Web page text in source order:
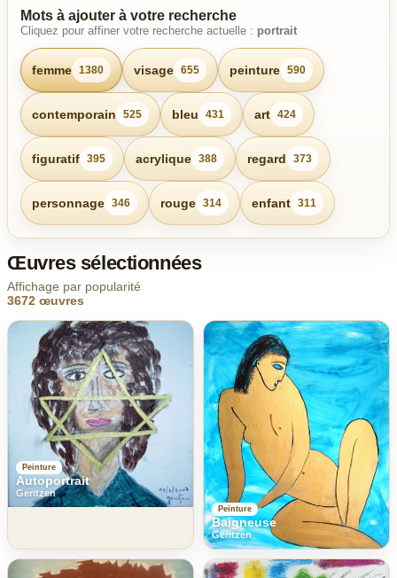
Mots à ajouter à votre recherche
Cliquez pour affiner votre recherche actuelle : portrait
femme 1380 visage 655 peinture 590
contemporain 525 bleu 431 art 424
figuratif 395 acrylique 388 regard 373
personnage 346 rouge 314 enfant 311
Œuvres sélectionnées
Affichage par popularité
3672 œuvres
Peinture
Autoportrait
Geritzen
Peinture
Baigneuse
Geritzen